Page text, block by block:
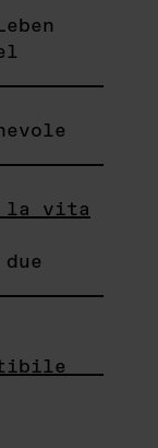
la vita
due